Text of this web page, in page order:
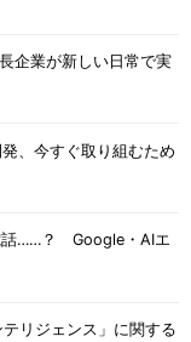
企業が新しい日常で実
、今すぐ取り組むため
話……？ Google・AIエ
リジェンス」に関する